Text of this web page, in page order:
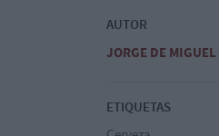
AUTOR
JORGE DE MIGUEL
ETIQUETAS